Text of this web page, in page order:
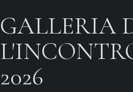
GALLERIA
2026